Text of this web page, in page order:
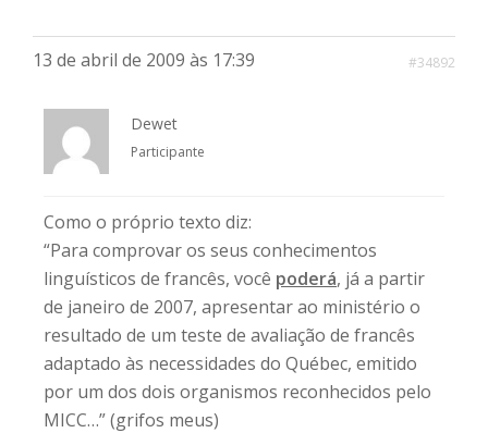
13 de abril de 2009 às 17:39 #34892
Dewet
Participante
Como o próprio texto diz:
“Para comprovar os seus conhecimentos
linguísticos de francês, você poderá, já a partir
de janeiro de 2007, apresentar ao ministério o
resultado de um teste de avaliação de francês
adaptado às necessidades do Québec, emitido
por um dos dois organismos reconhecidos pelo
MICC…” (grifos meus)